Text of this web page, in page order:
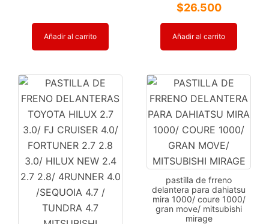
Añadir al carrito
$26.500
Añadir al carrito
pastilla de frreno
delantera para dahiatsu
mira 1000/ coure 1000/
gran move/ mitsubishi
mirage